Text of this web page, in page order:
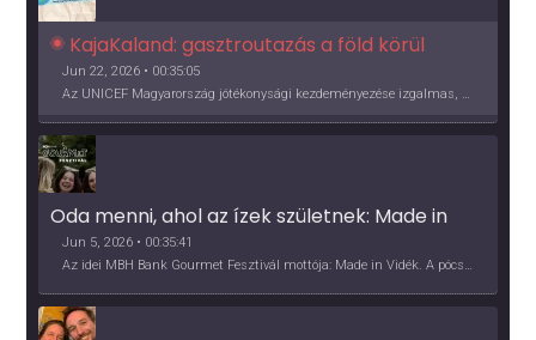
KajaKaland: gasztroutazás a föld körül
Jun 22, 2026 • 00:35:05
Az UNICEF Magyarország jótékonysági kezdeményezése izgalmas, egész éves világkörüli ízutazásra hív, igazi családi program és gasztroedukáció, illetve segítség a rászorulóknak is egyben.
Oda menni, ahol az ízek születnek: Made in
Vidék, Gourmet Fesztivál 2026
Jun 5, 2026 • 00:35:41
Az idei MBH Bank Gourmet Fesztivál mottója: Made in Vidék. A pócsmegyeri Papi, a mályinkai Iszkor és a szigligeti Villa Kabala tulajdonosai beszélnek arról, hogy mit jelentenek nekik a vidék ízei.